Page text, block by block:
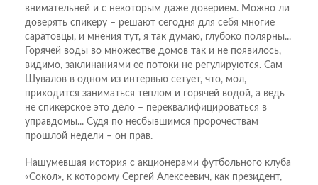
внимательней и с некоторым даже доверием. Можно ли
доверять спикеру – решают сегодня для себя многие
саратовцы, и мнения тут, я так думаю, глубоко полярны...
Горячей воды во множестве домов так и не появилось,
видимо, заклинаниями ее потоки не регулируются. Сам
Шувалов в одном из интервью сетует, что, мол,
приходится заниматься теплом и горячей водой, а ведь
не спикерское это дело – переквалифицироваться в
управдомы... Судя по несбывшимся пророчествам
прошлой недели – он прав.
Нашумевшая история с акционерами футбольного клуба
«Сокол», к которому Сергей Алексеевич, как президент,